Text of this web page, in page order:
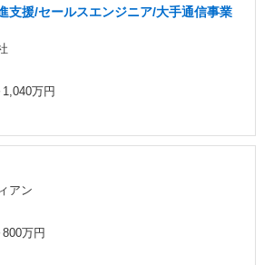
支援/セールスエンジニア/大手通信事業
万円
アン
万円